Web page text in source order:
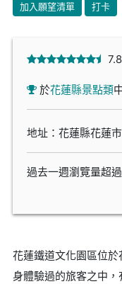
加入願望清單 打卡
7.8
於花蓮縣景點類
地址：花蓮縣花蓮
過去一週瀏覽量超過
花蓮鐵道文化園區位
身體驗過的旅客之中，